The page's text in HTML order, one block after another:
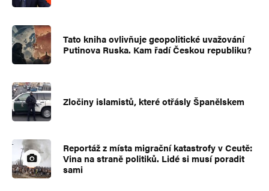
Tato kniha ovlivňuje geopolitické uvažování
Putinova Ruska. Kam řadí Českou republiku?
Zločiny islamistů, které otřásly Španělskem
Reportáž z místa migrační katastrofy v Ceutě:
Vina na straně politiků. Lidé si musí poradit
sami